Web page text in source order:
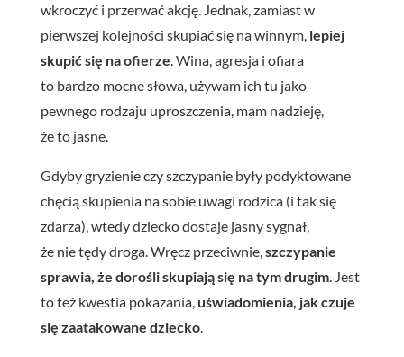
wkroczyć i przerwać akcję. Jednak, zamiast w
pierwszej kolejności skupiać się na winnym, lepiej
skupić się na ofierze. Wina, agresja i ofiara
to bardzo mocne słowa, używam ich tu jako
pewnego rodzaju uproszczenia, mam nadzieję,
że to jasne.
Gdyby gryzienie czy szczypanie były podyktowane
chęcią skupienia na sobie uwagi rodzica (i tak się
zdarza), wtedy dziecko dostaje jasny sygnał,
że nie tędy droga. Wręcz przeciwnie,szczypanie
sprawia, że dorośli skupiają się na tym drugim. Jest
to też kwestia pokazania, uświadomienia, jak czuje
się zaatakowane dziecko.